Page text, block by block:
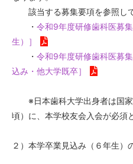
該当する募集要項を参照して
・ 令和9年度研修歯科医募
生）］
・ 令和9年度研修歯科医募
込み・他大学既卒］
※日本歯科大学出身者は国家
頃）に、 本学校友会入会が必須
２）本学卒業見込み（６年生）